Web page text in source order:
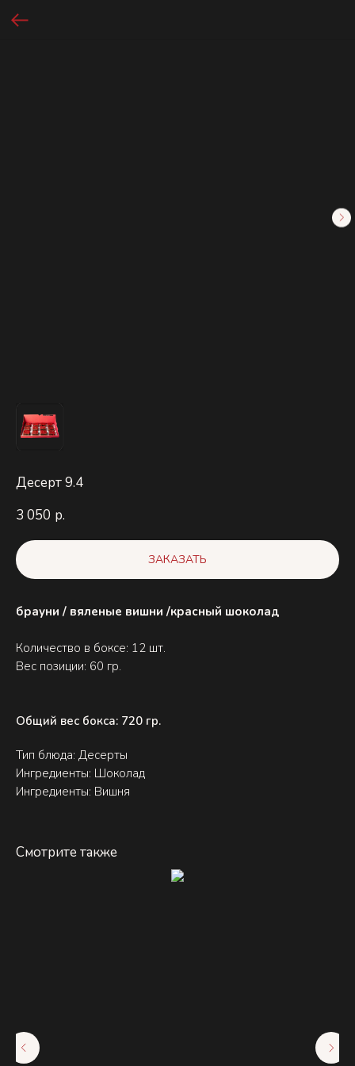
Десерт 9.4
3 050 р.
ЗАКАЗАТЬ
брауни / вяленые вишни /красный шоколад
Количество в боксе: 12 шт.
Вес позиции: 60 гр.
Общий вес бокса: 720 гр.
Тип блюда: Десерты
Ингредиенты: Шоколад
Ингредиенты: Вишня
Смотрите также